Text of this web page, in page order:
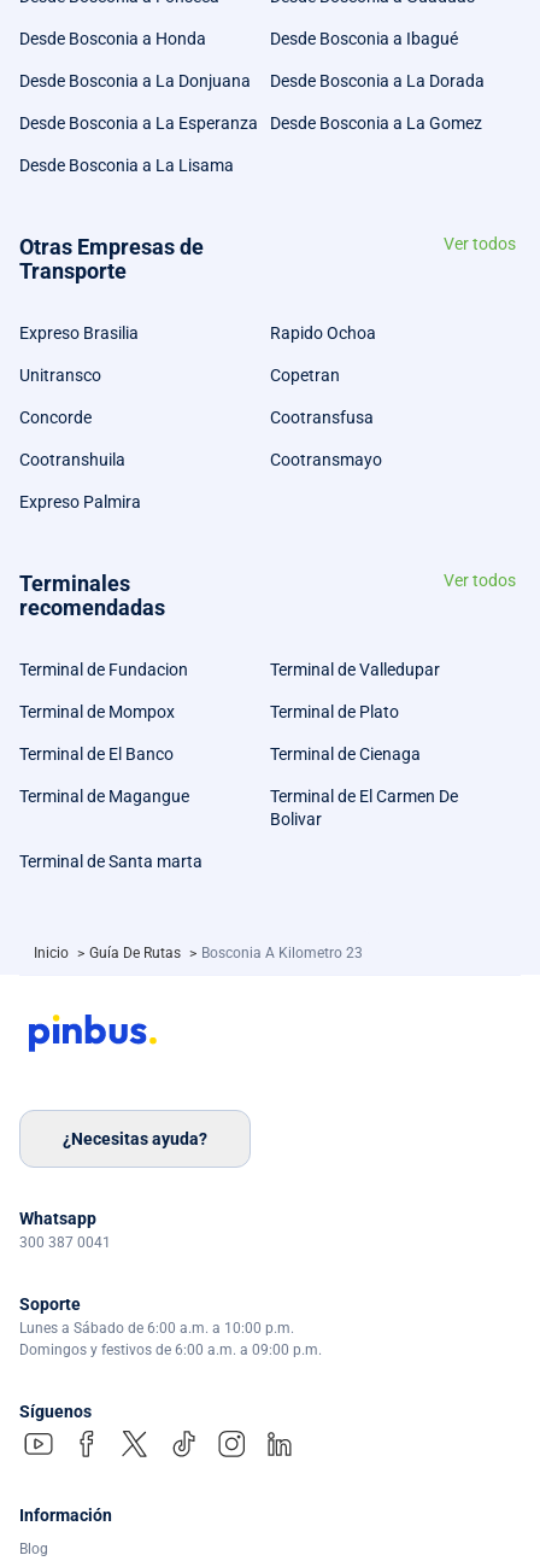
Desde Bosconia a Honda Desde Bosconia a Ibagué
Desde Bosconia a La Donjuana Desde Bosconia a La Dorada
Desde Bosconia a La Esperanza Desde Bosconia a La Gomez
Desde Bosconia a La Lisama
Otras Empresas de
Transporte
Ver todos
Expreso Brasilia Rapido Ochoa
Unitransco Copetran
Concorde Cootransfusa
Cootranshuila Cootransmayo
Expreso Palmira
Terminales
recomendadas
Ver todos
Terminal de Fundacion Terminal de Valledupar
Terminal de Mompox Terminal de Plato
Terminal de El Banco Terminal de Cienaga
Terminal de Magangue
Terminal de El Carmen De
Bolivar
Terminal de Santa marta
Inicio > Guía De Rutas > Bosconia A Kilometro 23
¿Necesitas ayuda?
Whatsapp
300 387 0041
Soporte
Lunes a Sábado de 6:00 a.m. a 10:00 p.m.
Domingos y festivos de 6:00 a.m. a 09:00 p.m.
Síguenos
Información
Blog